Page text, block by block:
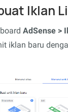
Iklan
AdSense >
iklan baru